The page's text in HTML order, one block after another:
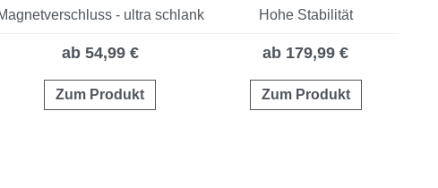
- ultra schlank
Hohe Stabilität
ab 54,99 €
Zum Produkt
ab 179,99 €
Zum Produkt